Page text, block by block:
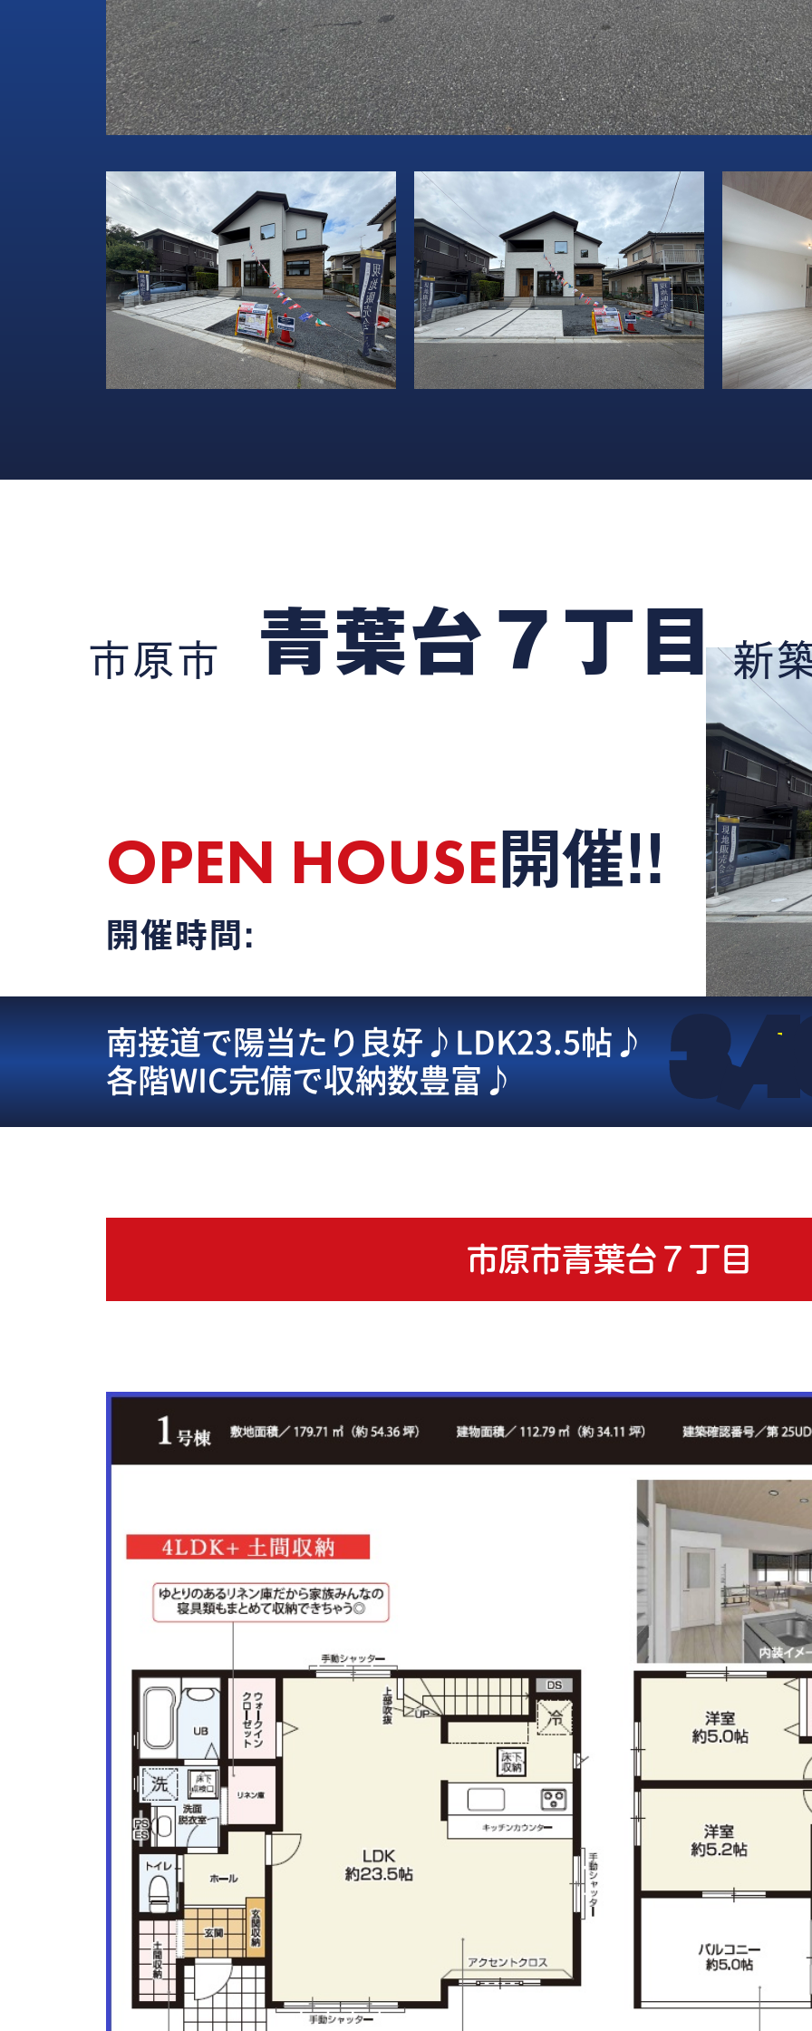
市原市 青葉台７丁目 新
OPEN HOUSE 開催!!
開催時間:
南接道で陽当たり良好♪LDK23.5帖♪
各階WIC完備で収納数豊富♪
市原市青葉台７丁目